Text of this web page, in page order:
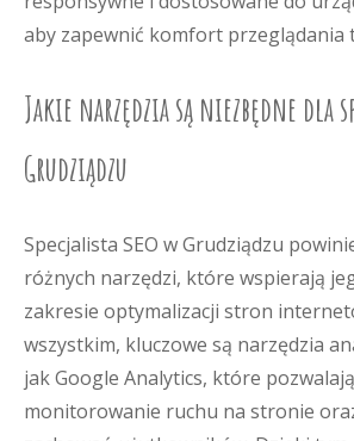
aby zapewnić komfort przeglądania
Jakie narzędzia są niezbędne dla
Grudziądzu
Specjalista SEO w Grudziądzu
różnych narzędzi, które wspierają
zakresie optymalizacji stron
wszystkim, kluczowe są narzędzia
jak Google Analytics, które
monitorowanie ruchu na stronie